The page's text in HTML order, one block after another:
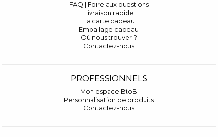
FAQ | Foire aux questions
Livraison rapide
La carte cadeau
Emballage cadeau
Où nous trouver ?
Contactez-nous
PROFESSIONNELS
Mon espace BtoB
Personnalisation de produits
Contactez-nous